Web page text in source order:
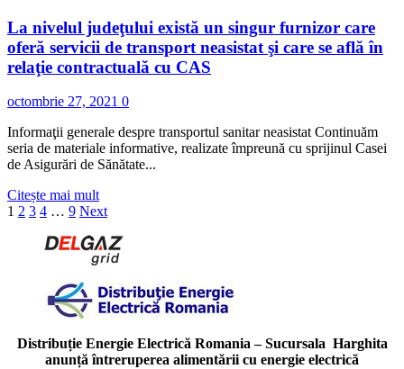
accesul
în
Primăria
Miercurea
în
contextul
restricţiilor
impuse
la
nivel
naţional
La nivelul judeţului există un singur furnizor care
oferă servicii de transport neasistat şi care se află în
relaţie contractuală cu CAS
octombrie 27, 2021 0
Informaţii generale despre transportul sanitar neasistat Continuăm
seria de materiale informative, realizate împreună cu sprijinul Casei
de Asigurări de Sănătate...
Citește mai multRead
more
La
nivelul
există
un
furnizor
care
Paginație
articole
1 2 3 4 … 9 Next
Distribuție Energie Electrică Romania – Sucursala Harghita
anunță întreruperea alimentării cu energie electrică